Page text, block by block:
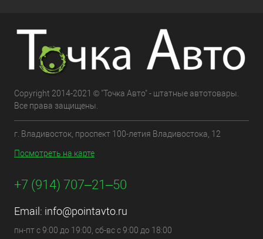
Copyright 2014-2021 © "Точка Авто" - штатные автотовары.
Все права защищены.
г. Владивосток, проспект 100-летия Владивостока, 12
Посмотреть на карте
+7 (914) 707‒21‒50
Email: info@pointavto.ru
пн-пт с 9:00 до 19:00, сб-вс с 9:00 до 18:00